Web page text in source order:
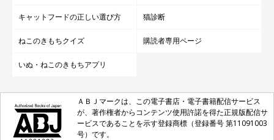
キャットフードの正しい選び方 猫診断
ねこのきもちクイズ 購読者専用ページ
いぬ・ねこのきもちアプリ
ＡＢＪマークは、この電子書店・電子書籍配信サービス
が、著作権者からコンテンツ使用許諾を得た正規版配信サ
ービスであることを示す登録商標（登録番号 第11091003
号）です。